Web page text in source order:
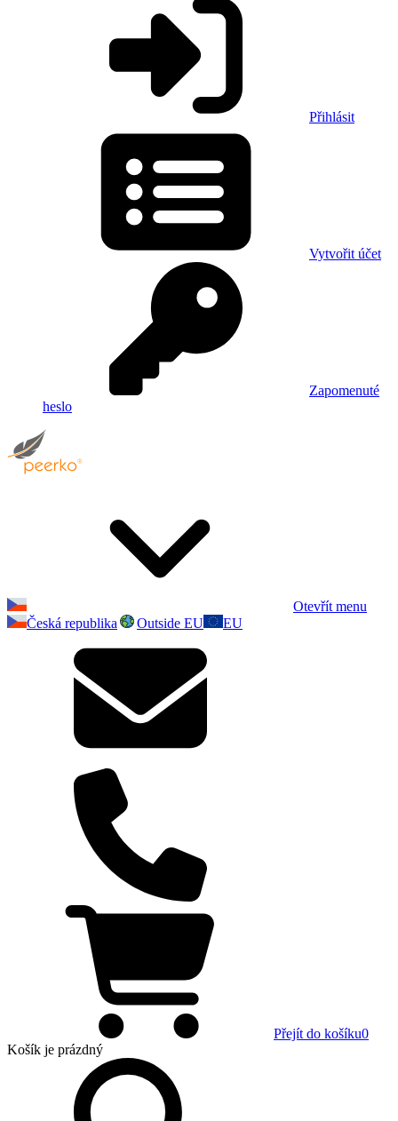
Přihlásit
Vytvořit účet
Zapomenuté
heslo
Otevřít menu
Česká republika
Outside EU EU
Přejít do košíku0
Košík je prázdný